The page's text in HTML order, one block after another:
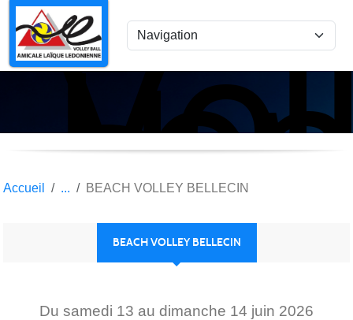
le
Accueil BEACH VOLLEY BELLECIN
BEACH VOLLEY BELLECIN
Du samedi 13 au dimanche 14 juin 2026
Panneau de gestion des cookies